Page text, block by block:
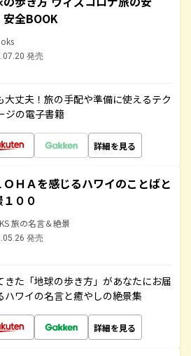
安全BOOK
発売
丈夫！旅の手配や準備に使えるテク
ジの電子書籍
詳細を見る
ＯＨＡを感じるハワイのことばと
００
旅の名言＆絶景
発売
た「地球の歩き方」があなたにお届
ハワイの名言と癒やしの絶景集
詳細を見る